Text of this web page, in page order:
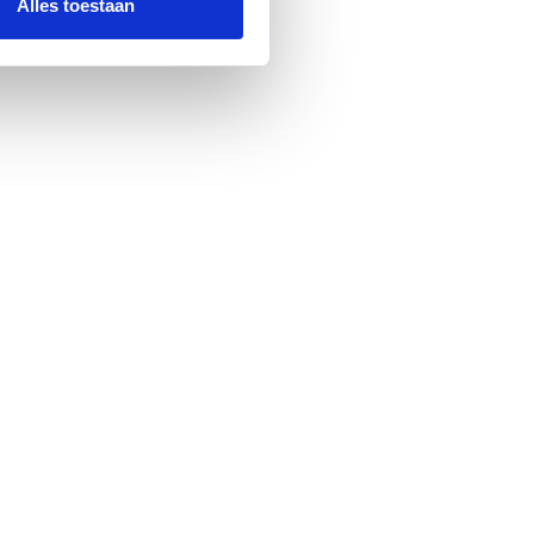
Alles toestaan